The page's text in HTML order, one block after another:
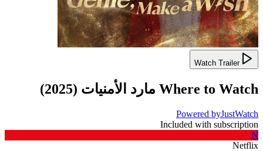
Watch Trailer
Where to Watch مارد الأمنيات (
2025
)
Powered byJustWatch
Included with subscription
N
Netflix